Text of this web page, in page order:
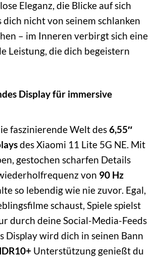
Eleganz, die Blicke auf sich
dich nicht von seinem schlanken
– im Inneren verbirgt sich eine
Leistung, die dich begeistern
Display für immersive
faszinierende Welt des6,55″
des Xiaomi 11 Lite 5G NE. Mit
gestochen scharfen Details
von 90 Hz
so lebendig wie nie zuvor. Egal,
schaust, Spiele spielst
durch deine Social-Media-Feeds
Display wird dich in seinen Bann
Unterstützung genießt du